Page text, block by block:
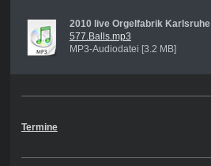
2010 live Orgelfabrik Karlsruhe
577.Balls.mp3
MP3-Audiodatei [3.2 MB]
Termine